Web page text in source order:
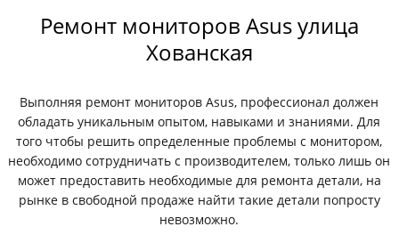
Ремонт мониторов Asus улица
Хованская
Выполняя ремонт мониторов Asus, профессионал должен
обладать уникальным опытом, навыками и знаниями. Для
того чтобы решить определенные проблемы с монитором,
необходимо сотрудничать с производителем, только лишь он
может предоставить необходимые для ремонта детали, на
рынке в свободной продаже найти такие детали попросту
невозможно.